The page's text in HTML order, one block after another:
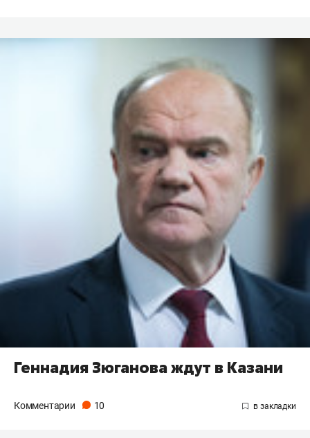
Геннадия Зюганова ждут в Казани
Комментарии 10